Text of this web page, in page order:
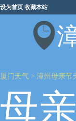
设为首页 收藏本站
厦门天气 > 漳州母亲节
母亲